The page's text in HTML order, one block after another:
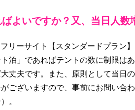
よいですか？又、当日人数
リーサイト【スタンダードプラン
泊」であればテントの数に制限は
丈夫です。また、原則として当日
ございますので、事前にお問い合
。